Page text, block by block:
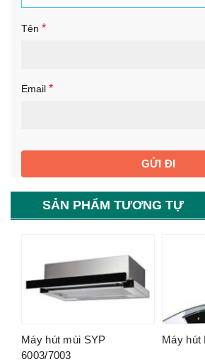
Tên *
Email *
SẢN PHẨM TƯƠNG TỰ
Máy hút mùi SYP
6003/7003
Máy hút